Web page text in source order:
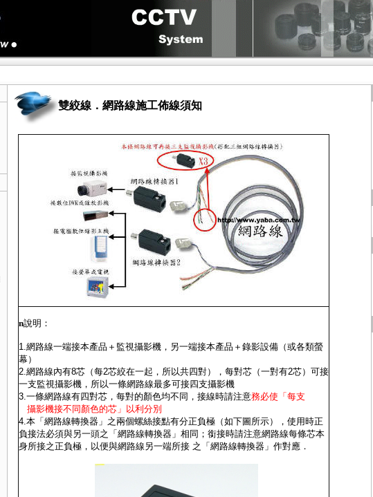
雙絞線．網路線施工佈線須知
n說明：
1.網路線一端接本產品＋監視攝影機，另一端接本產品＋錄影設備（或各類螢
幕）
2.網路線內有8芯（每2芯絞在一起，所以共四對），每對芯（一對有2芯）可接
一支監視攝影機，所以一條網路線最多可接四支攝影機
3.一條網路線有四對芯，每對的顏色均不同，接線時請注意務必使「每支
攝影機接不同顏色的芯」以利分別
4.本「網路線轉換器」之兩個螺絲接點有分正負極 （如下圖所示），使用時正
負接法必須與另一頭之「網路線轉換器」相同；銜接時請注意網路線每條芯本
身所接之正負極，以便與網路線另一端所接 之「網路線轉換器」作對應．